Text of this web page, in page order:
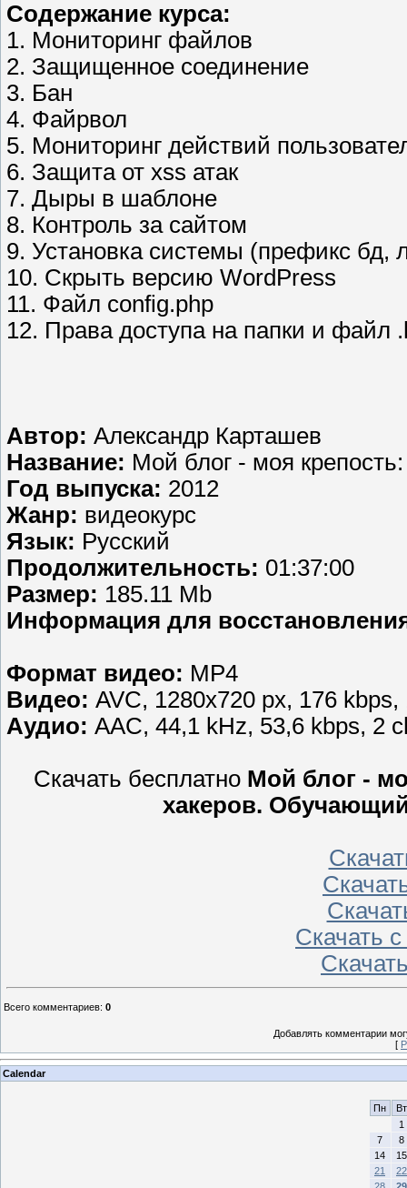
Содержание курса:
1. Мониторинг файлов
2. Защищенное соединение
3. Бан
4. Файрвол
5. Мониторинг действий
6. Защита от xss атак
7. Дыры в шаблоне
8. Контроль за сайтом
9. Установка системы (префикс бд,
10. Скрыть версию WordPress
11. Файл config.php
12. Права доступа на папки и файл
Автор: Александр Карташев
Название: Мой блог - моя
Год выпуска: 2012
Жанр: видеокурс
Язык: Русский
Продолжительность: 01:37:00
Размер: 185.11 Mb
Информация для
Формат видео: MP4
Видео: AVC, 1280x720 px, 176 kbps,
Аудио: AAC, 44,1 kHz, 53,6 kbps, 2
Скачать бесплатно Мой блог -
хакеров.
Скачать с
Всего комментариев: 0
Добавлять комментарии
[
Calendar
Пн
Вт
1
7
8
14
15
21
22